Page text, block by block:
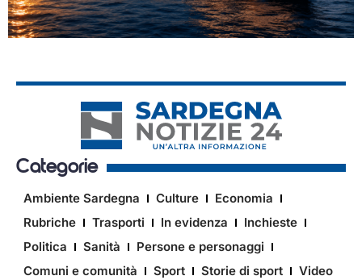
Categorie
Ambiente Sardegna Culture
Economia
Rubriche
Trasporti In evidenza
Inchieste
Politica
Sanità
Persone e personaggi
Comuni e comunità
Sport Storie di sport Video